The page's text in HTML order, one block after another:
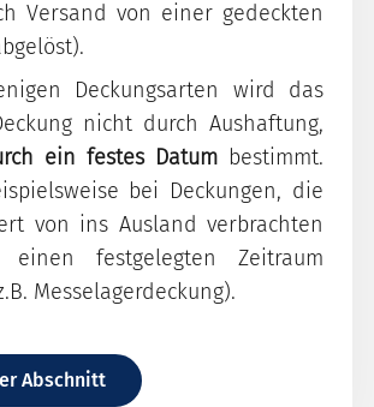
Versand von einer gedeckten
Deckungsarten wird das
nicht durch Aushaftung,
ein festes Datum bestimmt.
bei Deckungen, die
von ins Ausland verbrachten
festgelegten Zeitraum
Messelagerdeckung).
Abschnitt